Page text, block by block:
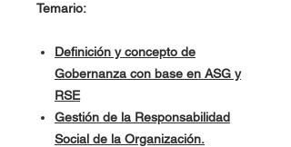
Temario:
Definición y concepto de
Gobernanza con base en ASG y
RSE
Gestión de la Responsabilidad
Social de la Organización.